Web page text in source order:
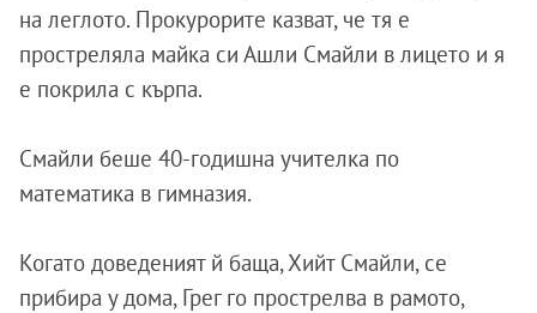
на леглото. Прокурорите казват, че тя е
простреляла майка си Ашли Смайли в лицето и я
е покрила с кърпа.
Смайли беше 40-годишна учителка по
математика в гимназия.
Когато доведеният й баща, Хийт Смайли, се
прибира у дома, Грег го прострелва в рамото,